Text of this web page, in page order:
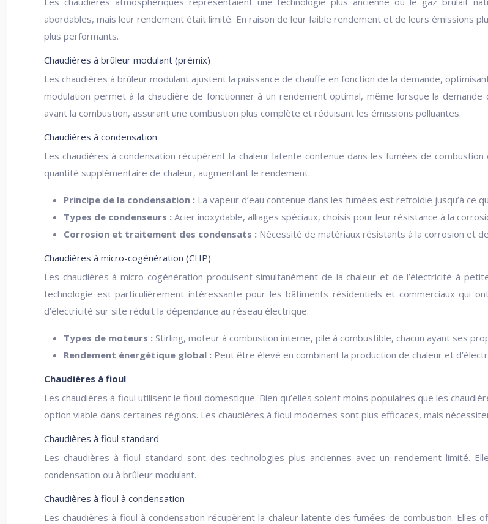
abordables, mais leur rendement était limité. En raison de leur faible rendement et de leurs émissions
plus performants.
Chaudières à brûleur modulant (prémix)
Les chaudières à brûleur modulant ajustent la puissance de chauffe en fonction de la demande,
modulation permet à la chaudière de fonctionner à un rendement optimal, même lorsque la
avant la combustion, assurant une combustion plus complète et réduisant les émissions polluantes.
Chaudières à condensation
Les chaudières à condensation récupèrent la chaleur latente contenue dans les fumées de
quantité supplémentaire de chaleur, augmentant le rendement.
Principe de la condensation : La vapeur d’eau contenue dans les fumées est refroidie jusqu’à ce
Types de condenseurs : Acier inoxydable, alliages spéciaux, choisis pour leur résistance à la
Corrosion et traitement des condensats : Nécessité de matériaux résistants à la corrosion et
Chaudières à micro-cogénération (CHP)
Les chaudières à micro-cogénération produisent simultanément de la chaleur et de l’électricité à
technologie est particulièrement intéressante pour les bâtiments résidentiels et commerciaux qui
d’électricité sur site réduit la dépendance au réseau électrique.
Types de moteurs : Stirling, moteur à combustion interne, pile à combustible, chacun ayant ses
Rendement énergétique global : Peut être élevé en combinant la production de chaleur et
Chaudières à fioul
Les chaudières à fioul utilisent le fioul domestique. Bien qu’elles soient moins populaires que les
option viable dans certaines régions. Les chaudières à fioul modernes sont plus efficaces, mais
Chaudières à fioul standard
Les chaudières à fioul standard sont des technologies plus anciennes avec un rendement limité.
condensation ou à brûleur modulant.
Chaudières à fioul à condensation
Les chaudières à fioul à condensation récupèrent la chaleur latente des fumées de combustion. Elles